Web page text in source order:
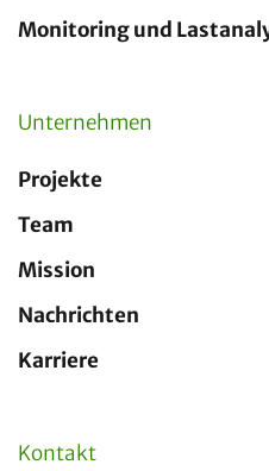
Monitoring und
Unternehmen
Projekte
Team
Mission
Nachrichten
Karriere
Kontakt